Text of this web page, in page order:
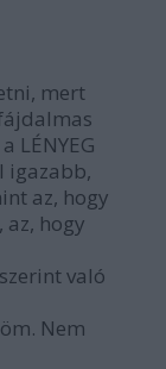
mert
LÉNYEG
igazabb,
az, hogy
az, hogy
való
Nem